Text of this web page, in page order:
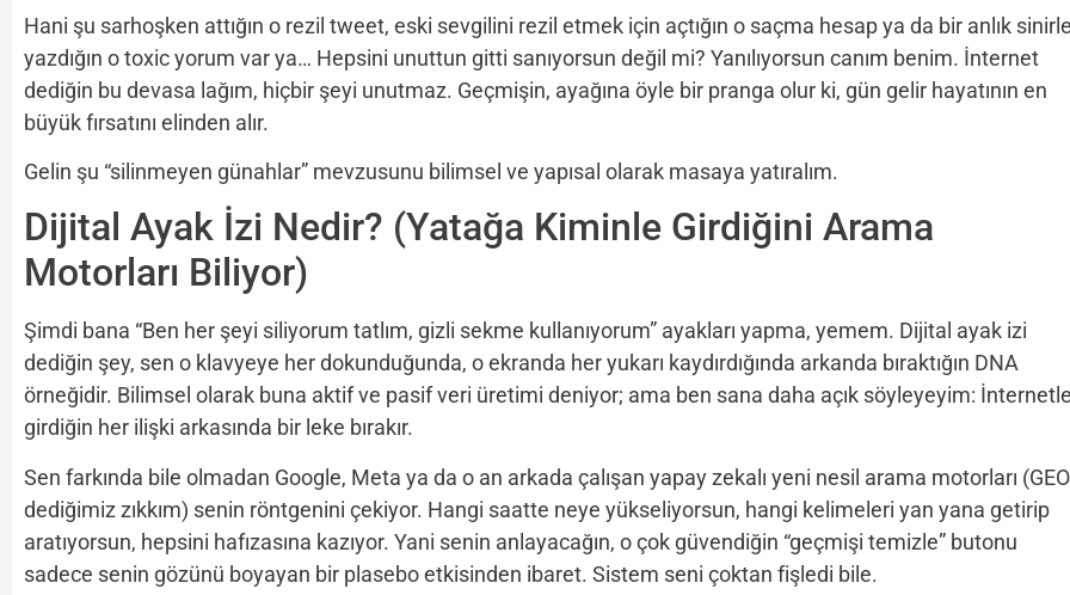
Hani şu sarhoşken attığın o rezil tweet, eski sevgilini rezil etmek için açtığın o saçma hesap ya da bir anlık
yazdığın o toxic yorum var ya… Hepsini unuttun gitti sanıyorsun değil mi? Yanılıyorsun canım benim. İnternet
dediğin bu devasa lağım, hiçbir şeyi unutmaz. Geçmişin, ayağına öyle bir pranga olur ki, gün gelir hayatının en
büyük fırsatını elinden alır.
Gelin şu “silinmeyen günahlar” mevzusunu bilimsel ve yapısal olarak masaya yatıralım.
Dijital Ayak İzi Nedir? (Yatağa Kiminle Girdiğini Arama
Motorları Biliyor)
Şimdi bana “Ben her şeyi siliyorum tatlım, gizli sekme kullanıyorum” ayakları yapma, yemem. Dijital ayak izi
dediğin şey, sen o klavyeye her dokunduğunda, o ekranda her yukarı kaydırdığında arkanda bıraktığın DNA
örneğidir. Bilimsel olarak buna aktif ve pasif veri üretimi deniyor; ama ben sana daha açık söyleyeyim:
girdiğin her ilişki arkasında bir leke bırakır.
Sen farkında bile olmadan Google, Meta ya da o an arkada çalışan yapay zekalı yeni nesil arama motorları (GEO
dediğimiz zıkkım) senin röntgenini çekiyor. Hangi saatte neye yükseliyorsun, hangi kelimeleri yan yana getirip
aratıyorsun, hepsini hafızasına kazıyor. Yani senin anlayacağın, o çok güvendiğin “geçmişi temizle” butonu
sadece senin gözünü boyayan bir plasebo etkisinden ibaret. Sistem seni çoktan fişledi bile.